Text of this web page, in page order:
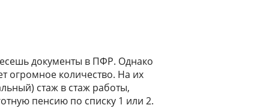
документы в ПФР. Однако
огромное количество. На их
стаж в стаж работы,
пенсию по списку 1 или 2.